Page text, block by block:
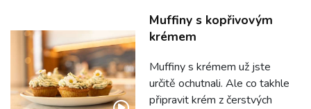
Muffiny s kopřivovým
krémem
Muffiny s krémem už jste
určitě ochutnali. Ale co takhle
připravit krém z čerstvých